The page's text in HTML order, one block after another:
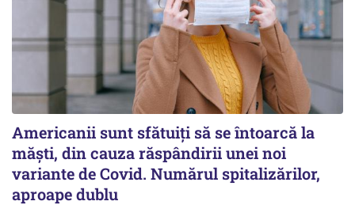
Americanii sunt sfătuiți să se întoarcă la
măști, din cauza răspândirii unei noi
variante de Covid. Numărul spitalizărilor,
aproape dublu